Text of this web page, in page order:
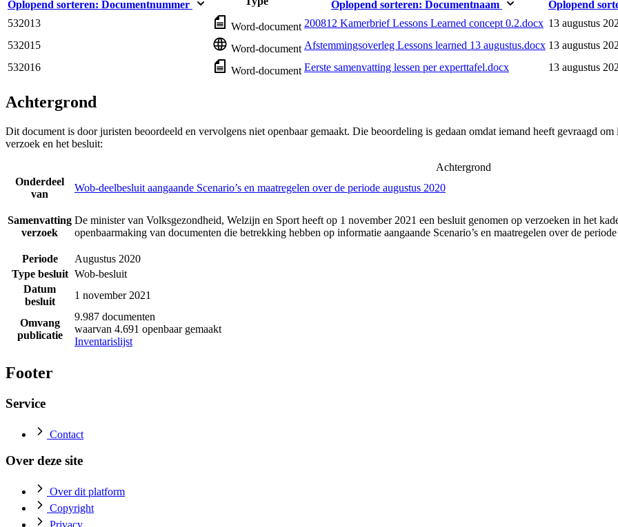
Oplopend sorteren: Documentnummer Oplopend sorteren: Documentnaam Oplopend
532013
Word-document 200812 Kamerbrief Lessons Learned concept 0.2.docx 13 augustus
532015
Word-document Afstemmingsoverleg Lessons learned 13 augustus.docx 13 augustus
532016
Word-document Eerste samenvatting lessen per experttafel.docx 13 augustus
Achtergrond
Dit document is door juristen beoordeeld en vervolgens niet openbaar gemaakt. Die beoordeling is gedaan omdat iemand heeft gevraagd
verzoek en het besluit:
Achtergrond
Onderdeel
van
Wob-deelbesluit aangaande Scenario’s en maatregelen over de periode augustus 2020
Samenvatting
verzoek
De minister van Volksgezondheid, Welzijn en Sport heeft op 1 november 2021 een besluit genomen op verzoeken in het
openbaarmaking van documenten die betrekking hebben op informatie aangaande Scenario’s en maatregelen over de
Periode
Augustus 2020
Type besluit Wob-besluit
Datum
besluit
1 november 2021
Omvang
publicatie
9.987 documenten
waarvan 4.691 openbaar gemaakt
Inventarislijst
Footer
Service
Contact
Over deze site
Over dit platform
Copyright
Privacy